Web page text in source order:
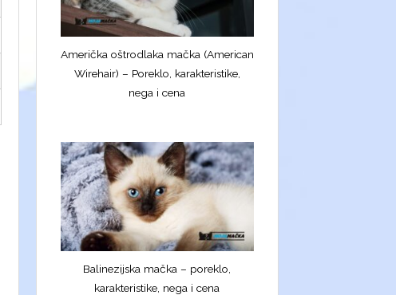
Američka oštrodlaka mačka (American
Wirehair) – Poreklo, karakteristike,
nega i cena
Balinezijska mačka – poreklo,
karakteristike, nega i cena